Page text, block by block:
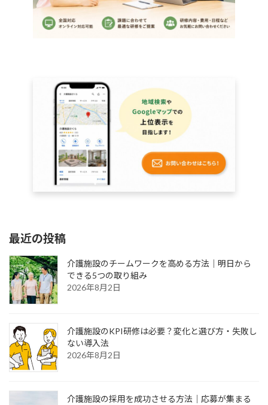
最近の投稿
介護施設のチームワークを高める方法｜明日から
できる5つの取り組み
2026年8月2日
介護施設のKPI研修は必要？変化と選び方・失敗し
ない導入法
2026年8月2日
介護施設の採用を成功させる方法｜応募が集まる